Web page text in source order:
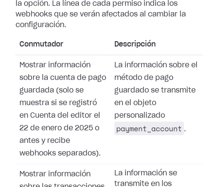
la opción. La línea de cada permiso indica los
webhooks que se verán afectados al cambiar la
configuración.
Conmutador Descripción
Mostrar información
sobre la cuenta de pago
guardada (solo se
muestra si se registró
en Cuenta del editor el
22 de enero de 2025 o
antes y recibe
webhooks separados).
La información sobre el
método de pago
guardado se transmite
en el objeto
personalizado
payment_account .
Mostrar información
La información se
transmite en los